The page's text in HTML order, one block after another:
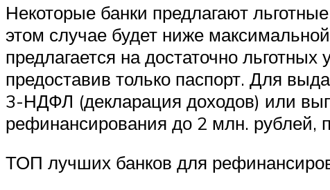
Некоторые банки предлагают
этом случае будет ниже
предлагается на достаточно
предоставив только паспорт. Для
3-НДФЛ (декларация доходов) или
рефинансирования до 2 млн. рублей,
ТОП лучших банков для